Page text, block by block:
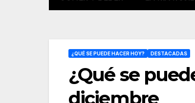
¿QUÉ SE PUEDE HACER HOY? DESTACADAS
¿Qué se
diciembre